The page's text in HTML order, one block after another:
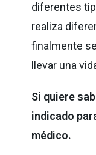
diferentes
realiza
finalmente
llevar una
Si quiere
indicado
médico.